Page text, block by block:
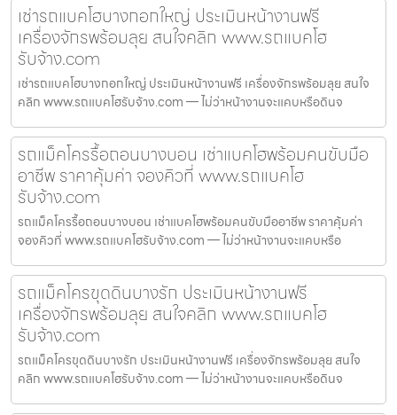
เช่ารถแบคโฮบางกอกใหญ่ ประเมินหน้างานฟรี
เครื่องจักรพร้อมลุย สนใจคลิก www.รถแบคโฮ
รับจ้าง.com
เช่ารถแบคโฮบางกอกใหญ่ ประเมินหน้างานฟรี เครื่องจักรพร้อมลุย สนใจ
คลิก www.รถแบคโฮรับจ้าง.com — ไม่ว่าหน้างานจะแคบหรือดินจ
รถแม็คโครรื้อถอนบางบอน เช่าแบคโฮพร้อมคนขับมือ
อาชีพ ราคาคุ้มค่า จองคิวที่ www.รถแบคโฮ
รับจ้าง.com
รถแม็คโครรื้อถอนบางบอน เช่าแบคโฮพร้อมคนขับมืออาชีพ ราคาคุ้มค่า
จองคิวที่ www.รถแบคโฮรับจ้าง.com — ไม่ว่าหน้างานจะแคบหรือ
รถแม็คโครขุดดินบางรัก ประเมินหน้างานฟรี
เครื่องจักรพร้อมลุย สนใจคลิก www.รถแบคโฮ
รับจ้าง.com
รถแม็คโครขุดดินบางรัก ประเมินหน้างานฟรี เครื่องจักรพร้อมลุย สนใจ
คลิก www.รถแบคโฮรับจ้าง.com — ไม่ว่าหน้างานจะแคบหรือดินจ